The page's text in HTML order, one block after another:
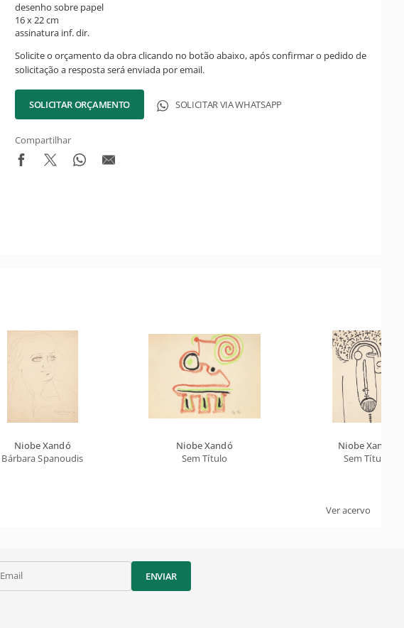
desenho sobre papel
16 x 22 cm
assinatura inf. dir.
Solicite o orçamento da obra clicando no botão abaixo, após confirmar o pedido de
solicitação a resposta será enviada por email.
SOLICITAR ORÇAMENTO SOLICITAR VIA WHATSAPP
Compartilhar
Niobe Xandó
Bárbara Spanoudis
Niobe Xandó
Sem Título
Niobe Xandó
Sem Título
Ver acervo
Email ENVIAR